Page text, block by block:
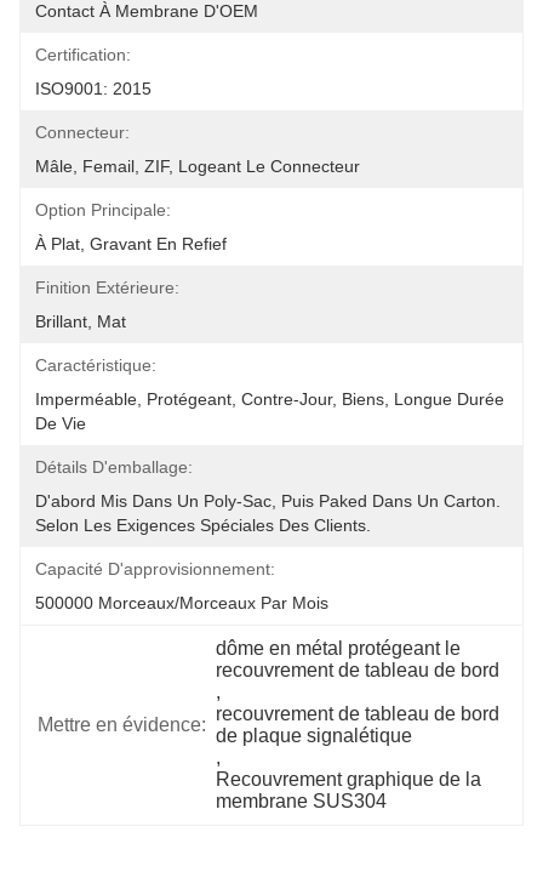
Contact À Membrane D'OEM
Certification:
ISO9001: 2015
Connecteur:
Mâle, Femail, ZIF, Logeant Le Connecteur
Option Principale:
À Plat, Gravant En Refief
Finition Extérieure:
Brillant, Mat
Caractéristique:
Imperméable, Protégeant, Contre-Jour, Biens, Longue Durée
De Vie
Détails D'emballage:
D'abord Mis Dans Un Poly-Sac, Puis Paked Dans Un Carton.
Selon Les Exigences Spéciales Des Clients.
Capacité D'approvisionnement:
500000 Morceaux/morceaux Par Mois
Mettre en évidence:
dôme en métal protégeant le
recouvrement de tableau de bord
,
recouvrement de tableau de bord
de plaque signalétique
,
Recouvrement graphique de la
membrane SUS304